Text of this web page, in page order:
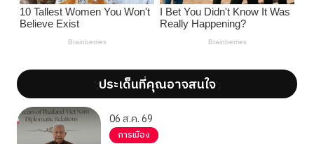
';ประเด็นที่คุณอาจสนใจ';
06 ส.ค. 69
การเมือง